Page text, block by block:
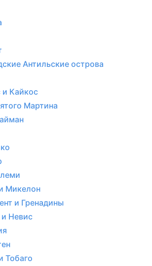
Антильские острова
Кайкос
Мартина
Микелон
и Гренадины
Невис
Тобаго